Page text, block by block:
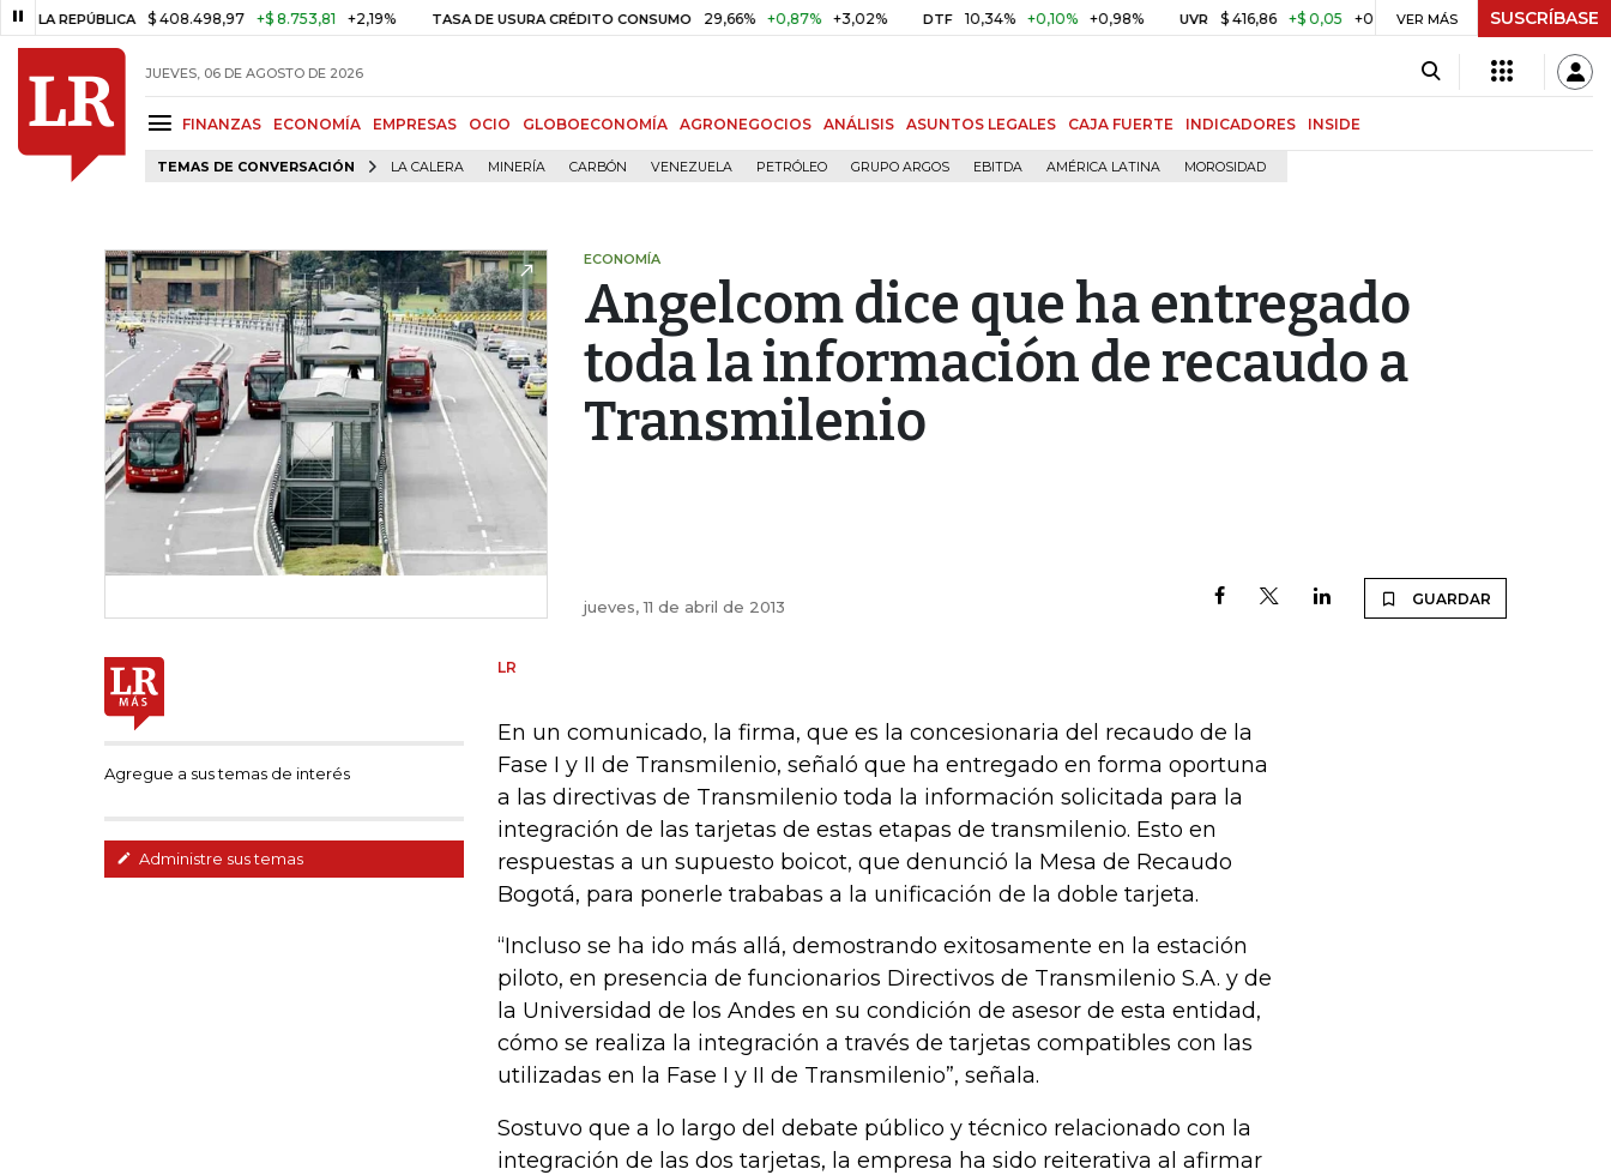
$ 408.498,97 +$ 8.753,81 +2,19% TASA DE USURA CRÉDITO CONSUMO 29,66% +0,87% +3,02% DTF 10,34% +0,10% +0,98% UVR $ 416,86 +$ 0,05 +0,01% BITCOIN US$ 64.968,40 US$
VER MÁS SUSCRÍBASE
JUEVES, 06 DE AGOSTO DE 2026
FINANZAS ECONOMÍA EMPRESAS OCIO GLOBOECONOMÍA AGRONEGOCIOS ANÁLISIS ASUNTOS LEGALES CAJA FUERTE INDICADORES INSIDE
TEMAS DE CONVERSACIÓN LA CALERA MINERÍA CARBÓN VENEZUELA PETRÓLEO GRUPO ARGOS EBITDA AMÉRICA LATINA MOROSIDAD
ECONOMÍA
Angelcom dice que ha entregado
toda la información de recaudo a
Transmilenio
jueves, 11 de abril de 2013 GUARDAR
Agregue a sus temas de interés
Administre sus temas
LR
En un comunicado, la firma, que es la concesionaria del recaudo de la
Fase I y II de Transmilenio, señaló que ha entregado en forma oportuna
a las directivas de Transmilenio toda la información solicitada para la
integración de las tarjetas de estas etapas de transmilenio. Esto en
respuestas a un supuesto boicot, que denunció la Mesa de Recaudo
Bogotá, para ponerle trababas a la unificación de la doble tarjeta.
“Incluso se ha ido más allá, demostrando exitosamente en la estación
piloto, en presencia de funcionarios Directivos de Transmilenio S.A. y de
la Universidad de los Andes en su condición de asesor de esta entidad,
cómo se realiza la integración a través de tarjetas compatibles con las
utilizadas en la Fase I y II de Transmilenio”, señala.
Sostuvo que a lo largo del debate público y técnico relacionado con la
integración de las dos tarjetas, la empresa ha sido reiterativa al afirmar